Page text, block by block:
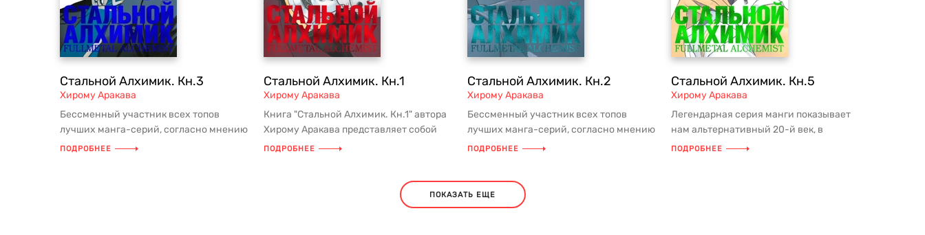
Стальной Алхимик. Кн.3
Хирому Аракава
Бессменный участник всех топов
лучших манга-серий, согласно мнению
многих, манга номер 1 в мире. Ми...
ПОДРОБНЕЕ
Стальной Алхимик. Кн.1
Хирому Аракава
Книга "Стальной Алхимик. Кн.1" автора
Хирому Аракава представляет собой
захватывающее путешествие в ...
ПОДРОБНЕЕ
Стальной Алхимик. Кн.2
Хирому Аракава
Бессменный участник всех топов
лучших манга-серий, согласно мнению
многих, манга номер 1 в мире. Ми...
ПОДРОБНЕЕ
Стальной Алхимик. Кн.5
Хирому Аракава
Легендарная серия манги показывает
нам альтернативный 20-й век, в
котором магия и алхимия идут в ног...
ПОДРОБНЕЕ
ПОКАЗАТЬ ЕЩЕ